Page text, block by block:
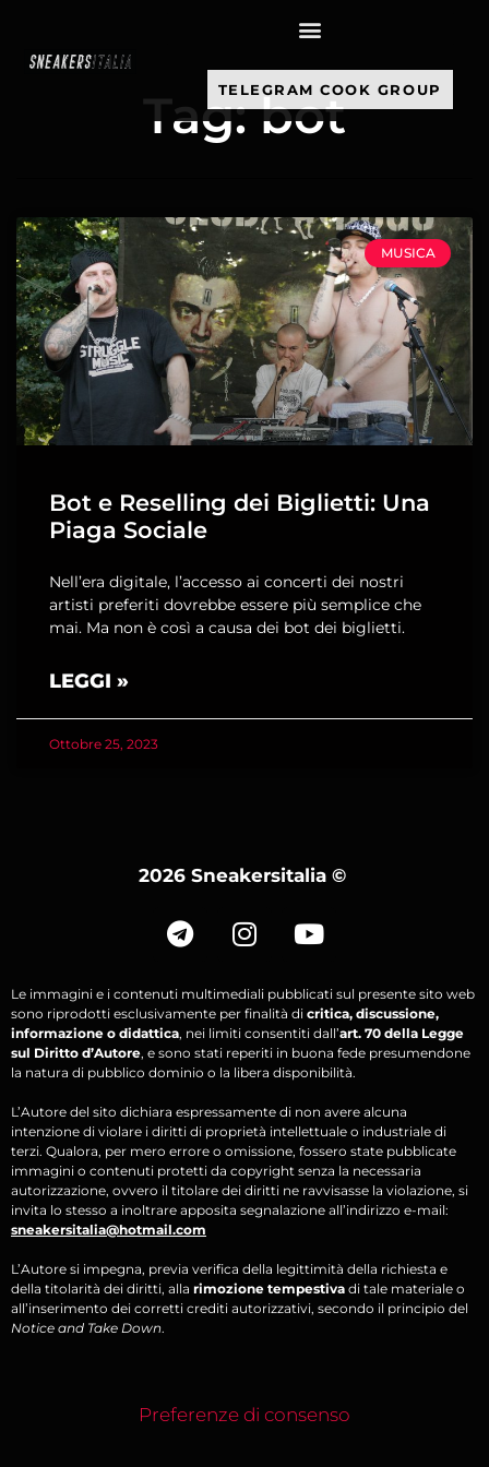
TELEGRAM COOK GROUP
Tag: bot
MUSICA
Bot e Reselling dei Biglietti: Una
Piaga Sociale
Nell’era digitale, l’accesso ai concerti dei nostri
artisti preferiti dovrebbe essere più semplice che
mai. Ma non è così a causa dei bot dei biglietti.
LEGGI »
Ottobre 25, 2023
2026 Sneakersitalia ©
Le immagini e i contenuti multimediali pubblicati sul presente sito web
sono riprodotti esclusivamente per finalità di critica, discussione,
informazione o didattica, nei limiti consentiti dall’art. 70 della Legge
sul Diritto d’Autore, e sono stati reperiti in buona fede presumendone
la natura di pubblico dominio o la libera disponibilità.
L’Autore del sito dichiara espressamente di non avere alcuna
intenzione di violare i diritti di proprietà intellettuale o industriale di
terzi. Qualora, per mero errore o omissione, fossero state pubblicate
immagini o contenuti protetti da copyright senza la necessaria
autorizzazione, ovvero il titolare dei diritti ne ravvisasse la violazione, si
invita lo stesso a inoltrare apposita segnalazione all’indirizzo e-mail:
sneakersitalia@hotmail.com
L’Autore si impegna, previa verifica della legittimità della richiesta e
della titolarità dei diritti, alla rimozione tempestiva di tale materiale o
all’inserimento dei corretti crediti autorizzativi, secondo il principio del
Notice and Take Down.
Preferenze di consenso